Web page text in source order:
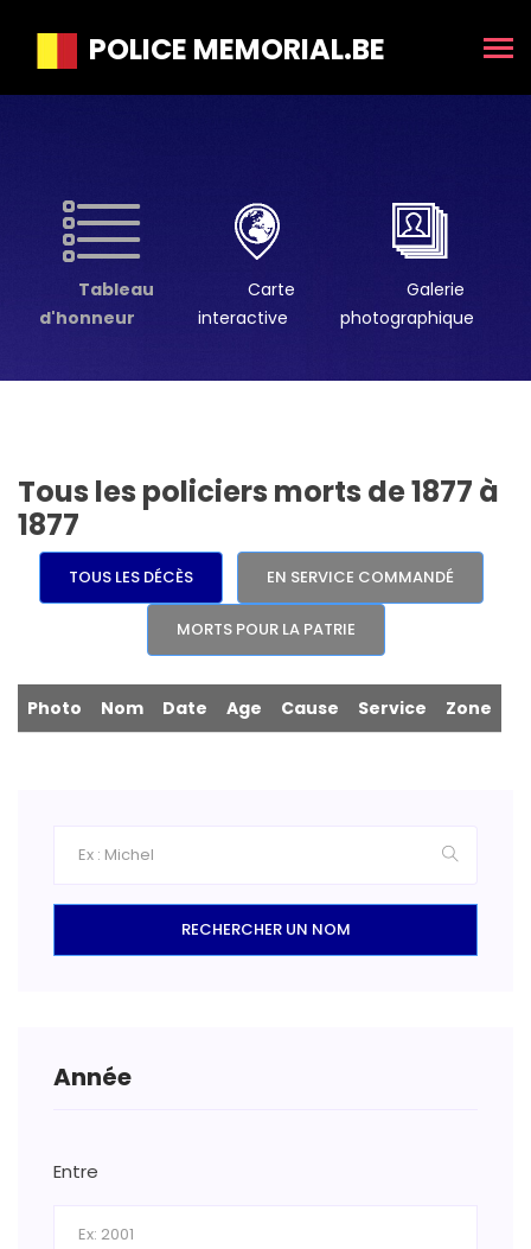
POLICE MEMORIAL.BE
Tableau
d'honneur
Carte
interactive
Galerie
photographique
Tous les policiers morts de 1877 à
1877
TOUS LES DÉCÈS EN SERVICE COMMANDÉ
MORTS POUR LA PATRIE
Photo Nom Date Age Cause Service Zone
RECHERCHER UN NOM
Année
Entre